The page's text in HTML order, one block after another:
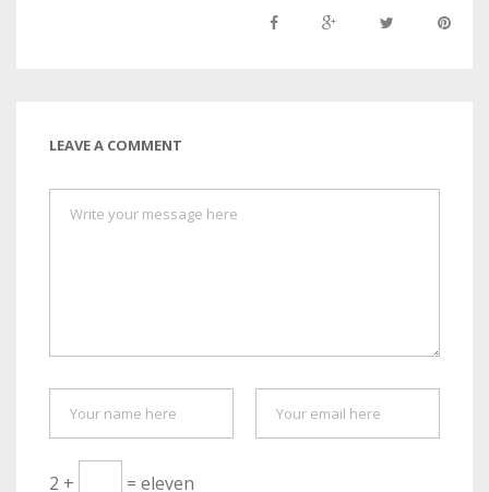
LEAVE A COMMENT
2 + = eleven